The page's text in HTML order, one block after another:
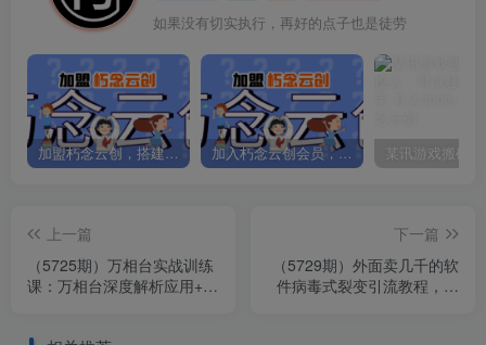
如果没有切实执行，再好的点子也是徒劳
加盟朽念云创，搭建同款项目资源站，实现日入2000+ 加入朽念云创会员，全站资源免费学习。
上一篇
（5725期）万相台实战训练
课：万相台深度解析应用+万
下一篇
（5729期）外面卖几千的软
件病毒式裂变引流教程，病